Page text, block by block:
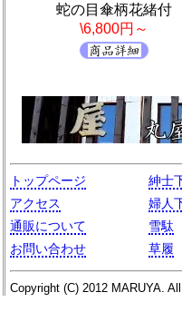
蛇の目傘柄花緒付
\6,800円～
トップページ
アクセス
通販について
お問い合わせ
紳士
婦人
雪駄
草履
Copyright (C) 2012 MARUYA .